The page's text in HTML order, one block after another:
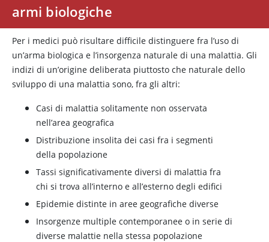
armi biologiche
Per i medici può risultare difficile distinguere fra l’uso di
un’arma biologica e l’insorgenza naturale di una malattia. Gli
indizi di un’origine deliberata piuttosto che naturale dello
sviluppo di una malattia sono, fra gli altri:
Casi di malattia solitamente non osservata
nell’area geografica
Distribuzione insolita dei casi fra i segmenti
della popolazione
Tassi significativamente diversi di malattia fra
chi si trova all’interno e all’esterno degli edifici
Epidemie distinte in aree geografiche diverse
Insorgenze multiple contemporanee o in serie di
diverse malattie nella stessa popolazione